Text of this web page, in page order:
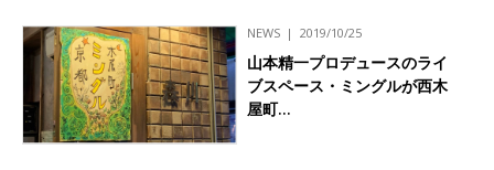
NEWS 2019/10/25
山本精一プロデュースのライ
ブスペース・ミングルが西木
屋町…